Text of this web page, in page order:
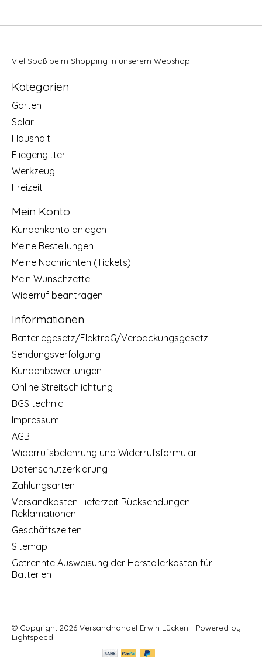
Viel Spaß beim Shopping in unserem Webshop
Kategorien
Garten
Solar
Haushalt
Fliegengitter
Werkzeug
Freizeit
Mein Konto
Kundenkonto anlegen
Meine Bestellungen
Meine Nachrichten (Tickets)
Mein Wunschzettel
Widerruf beantragen
Informationen
Batteriegesetz/ElektroG/Verpackungsgesetz
Sendungsverfolgung
Kundenbewertungen
Online Streitschlichtung
BGS technic
Impressum
AGB
Widerrufsbelehrung und Widerrufsformular
Datenschutzerklärung
Zahlungsarten
Versandkosten Lieferzeit Rücksendungen
Reklamationen
Geschäftszeiten
Sitemap
Getrennte Ausweisung der Herstellerkosten für
Batterien
© Copyright 2026 Versandhandel Erwin Lücken - Powered by
Lightspeed